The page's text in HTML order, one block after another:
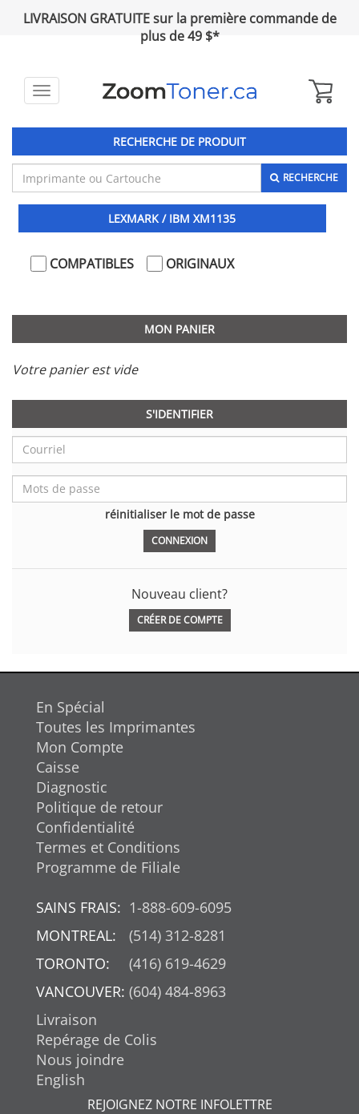
LIVRAISON GRATUITE sur la première commande de
plus de 49 $*
Toggle
RECHERCHE DE PRODUIT
RECHERCHE
LEXMARK / IBM XM1135
COMPATIBLES ORIGINAUX
MON PANIER
Votre panier est vide
S'IDENTIFIER
réinitialiser le mot de passe
Nouveau client?
CRÉER DE COMPTE
En Spécial
Toutes les Imprimantes
Mon Compte
Caisse
Diagnostic
Politique de retour
Confidentialité
Termes et Conditions
Programme de Filiale
SAINS FRAIS: 1-888-609-6095
MONTREAL:
(514) 312-8281
TORONTO:
(416) 619-4629
VANCOUVER: (604) 484-8963
Livraison
Repérage de Colis
Nous joindre
English
REJOIGNEZ NOTRE INFOLETTRE